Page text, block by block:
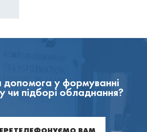
допомога у формуванні
чи підборі обладнання?